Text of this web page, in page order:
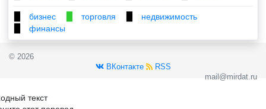
бизнес торговля недвижимость
финансы
© 2026
ВКонтакте
RSS
mail@mirdat.ru
текст